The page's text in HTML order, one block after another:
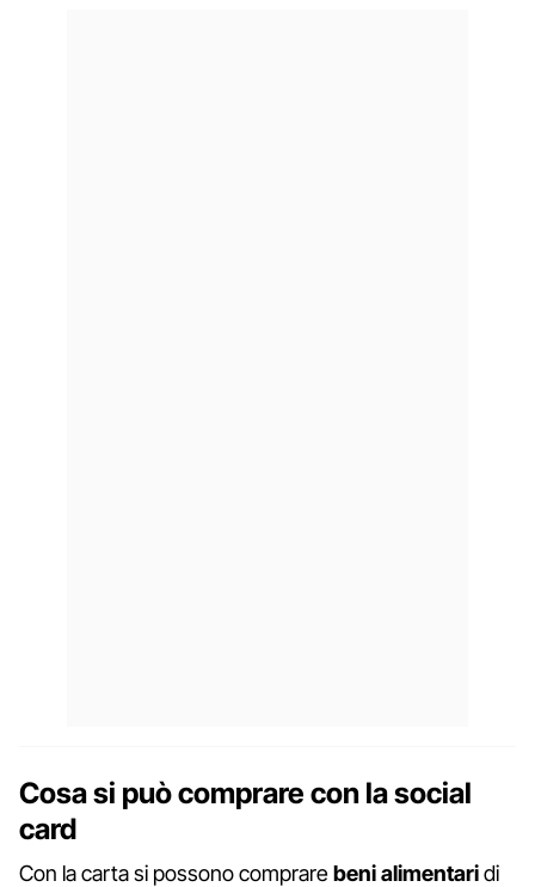
Cosa si può comprare con la social
card
Con la carta si possono comprarebeni alimentaridi